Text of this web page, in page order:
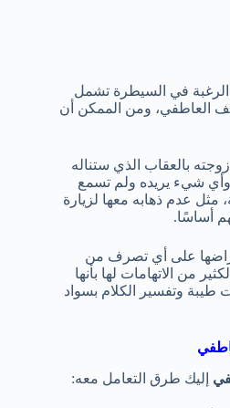
الرغبة في السيطرة تشمل
العاطفي، ومن الممكن أن
بالعقاب الذي ستناله
شيء يريده ولم تسمع
مثل عدم ذهابه معها لزيارة
أساسًا.
على أي تصرف من
من الاتهامات لها بأنها
طيبة وتفسير الكلام بسواد
إليك طرق التعامل معه: